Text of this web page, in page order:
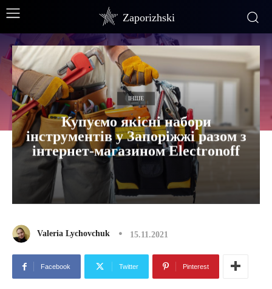
Zaporizhski
ІНШЕ
Купуємо якісні набори
інструментів у Запоріжжі разом з
інтернет-магазином Еlectronoff
Valeria Lychovchuk 15.11.2021
Facebook Twitter Pinterest